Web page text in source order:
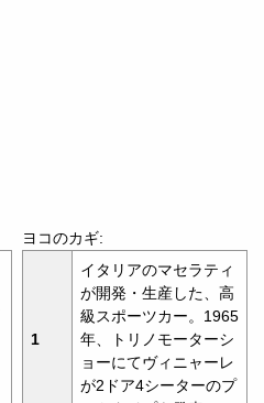
ヨコのカギ:
1
イタリアのマセラティ
が開発・生産した、高
級スポーツカー。1965
年、トリノモーターシ
ョーにてヴィニャーレ
が2ドア4シーターのプ